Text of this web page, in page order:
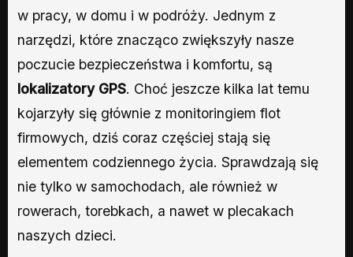
w pracy, w domu i w podróży. Jednym z
narzędzi, które znacząco zwiększyły nasze
poczucie bezpieczeństwa i komfortu, są
lokalizatory GPS. Choć jeszcze kilka lat temu
kojarzyły się głównie z monitoringiem flot
firmowych, dziś coraz częściej stają się
elementem codziennego życia. Sprawdzają się
nie tylko w samochodach, ale również w
rowerach, torebkach, a nawet w plecakach
naszych dzieci.